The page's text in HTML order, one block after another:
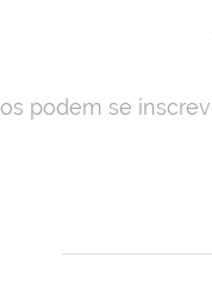
podem se